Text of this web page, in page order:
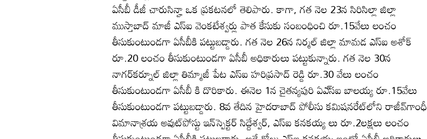
ఏసీబీ డీజీ చారుసిన్హా ఒక ప్రకటనలో తెలిపారు. కాగా, గత నెల 23న సిరిసిల్లా జిల్లా
ముస్తాబాద్‌ మాజీ ఎస్‌ఐ వెంకటేశ్వర్లు పాత కేసుకు సంబంధించి రూ.15వేలు లంచం
తీసుకుంటుండగా ఏసీబీకి పట్టుబడ్డారు. గత నెల 26న నిర్మల్‌ జిల్లా మామడ ఎస్‌ఐ అశోక్‌
రూ.20 లంచం తీసుకుంటుండగా ఏసీబీ అధికారులు పట్టుకున్నారు. గత నెల 30న
నాగర్‌కర్నూల్‌ జిల్లా తిమ్మాజీ పేట ఎస్‌ఐ హరిప్రసాద్‌ రెడ్డి రూ.30 వేలు లంచం
తీసుకుంటుండగా ఏసీబీ కి దొరికారు. ఈనెల 1న చైతన్యపురి ఏఎ్‌సఐ బాలయ్య రూ.15వేలు
తీసుకుంటుండగా పట్టుబడ్డారు. 8వ తేదిన హైదరాబాద్‌ పోలీసు కమిషనరేట్‌లోని రాజీవ్‌గాంధీ
విమానాశ్రయ అవుట్‌పోస్టు ఇన్‌స్పెక్టర్‌ సిద్దేశ్వర్‌, ఎస్‌ఐ కనకయ్య లు రూ.2లక్షలు లంచం